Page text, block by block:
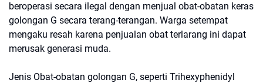
beroperasi secara ilegal dengan menjual obat-obatan keras
golongan G secara terang-terangan. Warga setempat
mengaku resah karena penjualan obat terlarang ini dapat
merusak generasi muda.
Jenis Obat-obatan golongan G, seperti Trihexyphenidyl